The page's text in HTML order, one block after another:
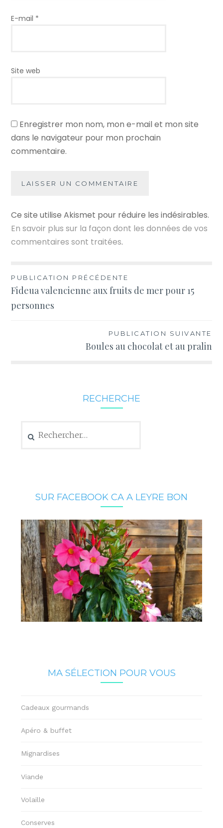
E-mail *
Site web
Enregistrer mon nom, mon e-mail et mon site
dans le navigateur pour mon prochain
commentaire.
Ce site utilise Akismet pour réduire les indésirables.
En savoir plus sur la façon dont les données de vos
commentaires sont traitées.
Navigation
de
l’article
PUBLICATION PRÉCÉDENTE
Fideua valencienne aux fruits de mer pour 15
personnes
PUBLICATION SUIVANTE
Boules au chocolat et au pralin
RECHERCHE
SUR FACEBOOK CA A LEYRE BON
MA SÉLECTION POUR VOUS
Cadeaux gourmands
Apéro & buffet
Mignardises
Viande
Volaille
Conserves